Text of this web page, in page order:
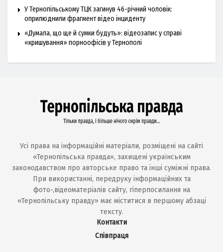
У Тернопільському ТЦК загинув 46-річний чоловік:
оприлюднили фрагмент відео інциденту
«Думала, що ще й сумки будуть»: відеозапис у справі
«кришування» порноофісів у Тернополі
Усі права на інформаційні матеріали, розміщені на сайті
«Тернопільська правда», захищені українським
законодавством про авторське право та інші суміжні права.
При використанні, передруку інформаційних та
фото-,відеоматеріалів сайту, гіперпосилання на
«Тернопільську правду» має міститися в першому абзаці
тексту.
Контакти
Співпраця